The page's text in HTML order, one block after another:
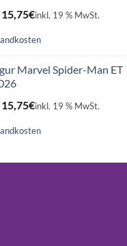
Ursprünglicher
Preis
war:
15,75€Aktueller
ist:
inkl. 19 % MwSt.
Marvel Spider-Man ET
Ursprünglicher
Preis
war:
15,75€Aktueller
ist:
inkl. 19 % MwSt.